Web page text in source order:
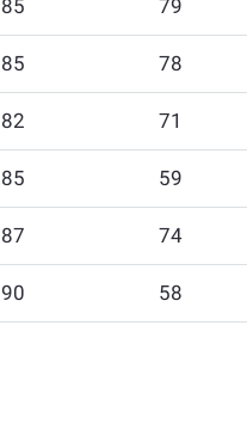
85 79
85 78
82 71
85 59
87 74
90
58